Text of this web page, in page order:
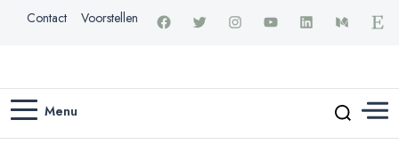
Contact Voorstellen
Menu